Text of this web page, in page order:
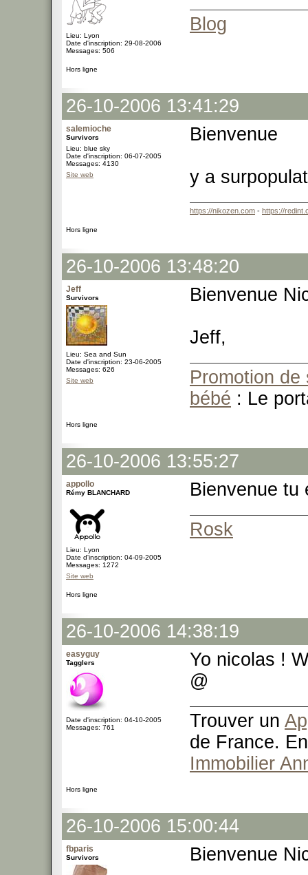
Lieu: Lyon
Date d'inscription: 29-08-2006
Messages: 506
Blog
Hors ligne
26-10-2006 13:41:29
salemioche
Survivors
Lieu: blue sky
Date d'inscription: 06-07-2005
Messages: 4130
Site web
Bienvenue
y a
https://nikozen.com - https://
Hors ligne
26-10-2006 13:48:20
Jeff
Survivors
Lieu: Sea and Sun
Date d'inscription: 23-06-2005
Messages: 626
Site web
Bienvenue
Jeff,
Promotion de
bébé : Le
Hors ligne
26-10-2006 13:55:27
appollo
Rémy BLANCHARD
Lieu: Lyon
Date d'inscription: 04-09-2005
Messages: 1272
Site web
Bienvenue tu
Rosk
Hors ligne
26-10-2006 14:38:19
easyguy
Tagglers
Date d'inscription: 04-10-2005
Messages: 761
Yo nicolas !
@
Trouver un
de France.
Immobilier
Hors ligne
26-10-2006 15:00:44
fbparis
Survivors Bienvenue